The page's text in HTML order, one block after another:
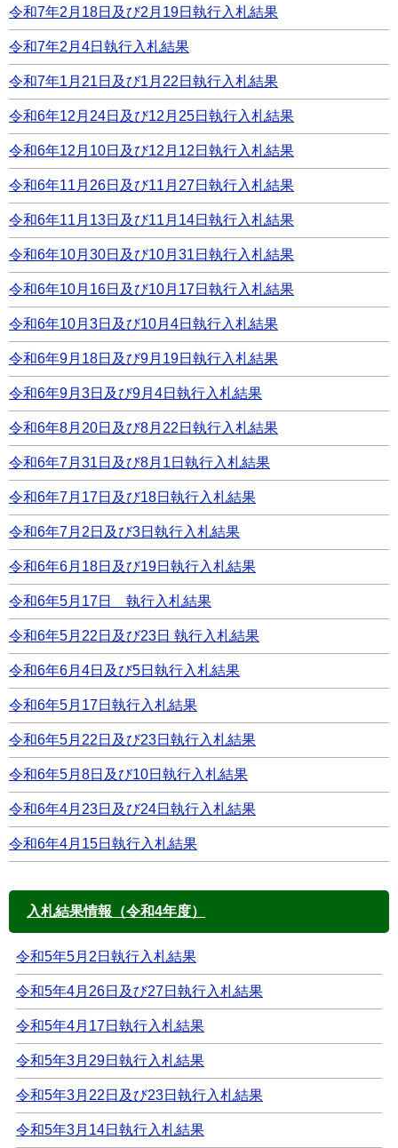
令和7年2月18日及び2月19日執行入札結果
令和7年2月4日執行入札結果
令和7年1月21日及び1月22日執行入札結果
令和6年12月24日及び12月25日執行入札結果
令和6年12月10日及び12月12日執行入札結果
令和6年11月26日及び11月27日執行入札結果
令和6年11月13日及び11月14日執行入札結果
令和6年10月30日及び10月31日執行入札結果
令和6年10月16日及び10月17日執行入札結果
令和6年10月3日及び10月4日執行入札結果
令和6年9月18日及び9月19日執行入札結果
令和6年9月3日及び9月4日執行入札結果
令和6年8月20日及び8月22日執行入札結果
令和6年7月31日及び8月1日執行入札結果
令和6年7月17日及び18日執行入札結果
令和6年7月2日及び3日執行入札結果
令和6年6月18日及び19日執行入札結果
令和6年5月17日 執行入札結果
令和6年5月22日及び23日 執行入札結果
令和6年6月4日及び5日執行入札結果
令和6年5月17日執行入札結果
令和6年5月22日及び23日執行入札結果
令和6年5月8日及び10日執行入札結果
令和6年4月23日及び24日執行入札結果
令和6年4月15日執行入札結果
入札結果情報（令和4年度）
令和5年5月2日執行入札結果
令和5年4月26日及び27日執行入札結果
令和5年4月17日執行入札結果
令和5年3月29日執行入札結果
令和5年3月22日及び23日執行入札結果
令和5年3月14日執行入札結果